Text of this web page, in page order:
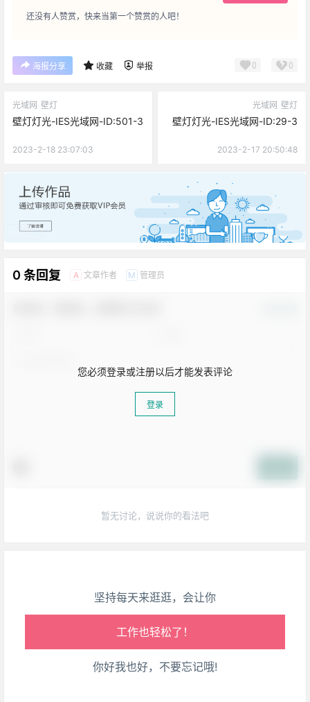
还没有人赞赏，快来当第一个赞赏的人吧！
海报分享 收藏 举报 0 0
光域网 壁灯
壁灯灯光-IES光域网-ID:501-3
2023-2-18 23:07:03
光域网 壁灯
壁灯灯光-IES光域网-ID:29-3
2023-2-17 20:50:48
广告
0 条回复 A 文章作者 M 管理员
您必须登录或注册以后才能发表评论
登录
暂无讨论，说说你的看法吧
坚持每天来逛逛，会让你
腰也不酸了！
工作也轻松了！
你好我也好，不要忘记哦!